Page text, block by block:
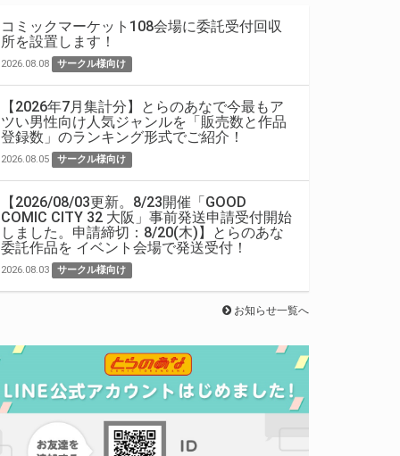
コミックマーケット108会場に委託受付回収
所を設置します！
2026.08.08 サークル様向け
【2026年7月集計分】とらのあなで今最もア
ツい男性向け人気ジャンルを「販売数と作品
登録数」のランキング形式でご紹介！
2026.08.05 サークル様向け
【2026/08/03更新。8/23開催「GOOD
COMIC CITY 32 大阪」事前発送申請受付開始
しました。申請締切：8/20(木)】とらのあな
委託作品を イベント会場で発送受付！
2026.08.03 サークル様向け
お知らせ一覧へ